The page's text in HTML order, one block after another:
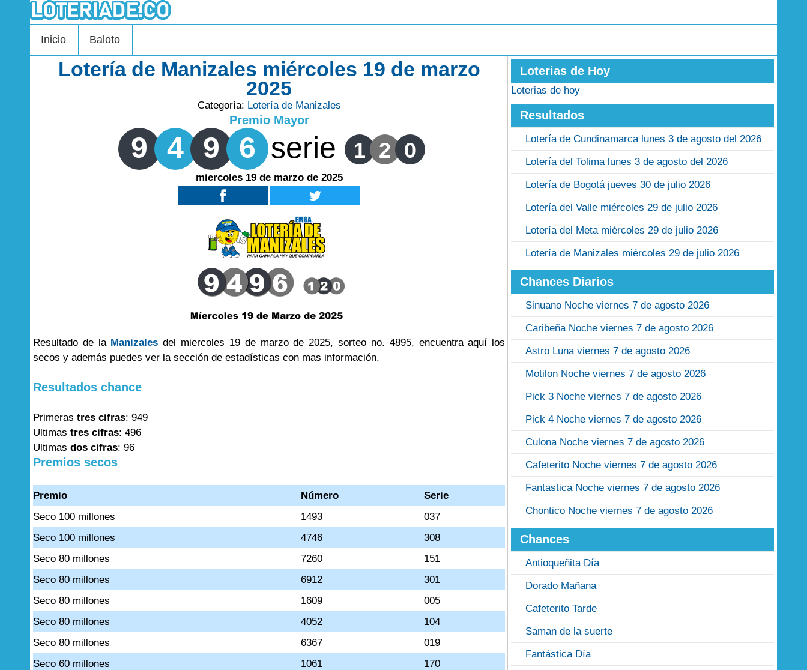
Inicio Baloto
Lotería de Manizales miércoles 19 de marzo
2025
Categoría: Lotería de Manizales
Premio Mayor
9 4 9 6 serie 1 2 0
miercoles 19 de marzo de 2025
Resultado de la Manizales del miercoles 19 de marzo de 2025, sorteo no. 4895, encuentra aquí los
secos y además puedes ver la sección de estadísticas con mas información.
Resultados chance
Primeras tres cifras: 949
Ultimas tres cifras: 496
Ultimas dos cifras: 96
Premios secos
Premio Número
Serie
Seco 100 millones
1493
037
Seco 100 millones
4746
308
Seco 80 millones
7260
151
Seco 80 millones
6912
301
Seco 80 millones
1609
005
Seco 80 millones
4052
104
Seco 80 millones
6367
019
Seco 60 millones
1061
170
Loterias de Hoy
Loterias de hoy
Resultados
Lotería de Cundinamarca lunes 3 de agosto del 2026
Lotería del Tolima lunes 3 de agosto del 2026
Lotería de Bogotá jueves 30 de julio 2026
Lotería del Valle miércoles 29 de julio 2026
Lotería del Meta miércoles 29 de julio 2026
Lotería de Manizales miércoles 29 de julio 2026
Chances Diarios
Sinuano Noche viernes 7 de agosto 2026
Caribeña Noche viernes 7 de agosto 2026
Astro Luna viernes 7 de agosto 2026
Motilon Noche viernes 7 de agosto 2026
Pick 3 Noche viernes 7 de agosto 2026
Pick 4 Noche viernes 7 de agosto 2026
Culona Noche viernes 7 de agosto 2026
Cafeterito Noche viernes 7 de agosto 2026
Fantastica Noche viernes 7 de agosto 2026
Chontico Noche viernes 7 de agosto 2026
Chances
Antioqueñita Día
Dorado Mañana
Cafeterito Tarde
Saman de la suerte
Fantástica Día